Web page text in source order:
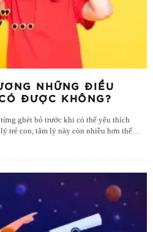
NHỮNG ĐIỀU
ĐƯỢC KHÔNG?
ghét bỏ trước khi có thể yêu thích
trẻ con, tâm lý này còn nhiều hơn thế…